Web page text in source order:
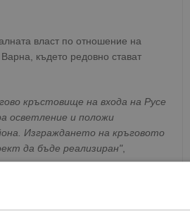
власт по отношение на
където редовно стават
кръстовище на входа на Русе
осветление и положи
Изграждането на кръговото
да бъде реализиран",
и одобрения от
изграждането, само и само